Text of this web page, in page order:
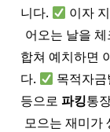
니다.
이자
어오는 날을
합쳐 예치하면
다.
목적자금
등으로 파킹통
모으는 재미가